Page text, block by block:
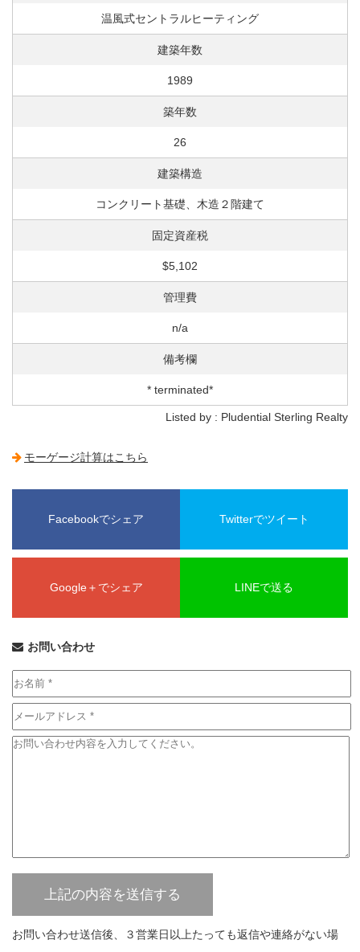
温風式セントラルヒーティング
建築年数
1989
築年数
26
建築構造
コンクリート基礎、木造２階建て
固定資産税
$5,102
管理費
n/a
備考欄
* terminated*
Listed by : Pludential Sterling Realty
モーゲージ計算はこちら
Facebookでシェア Twitterでツイート
Google＋でシェア LINEで送る
お問い合わせ
お問い合わせ送信後、３営業日以上たっても返信や連絡がない場